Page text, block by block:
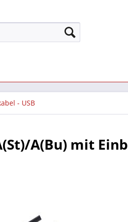
- USB
A(Bu) mit